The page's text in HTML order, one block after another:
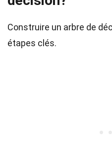
Construire un arbre de
étapes clés.